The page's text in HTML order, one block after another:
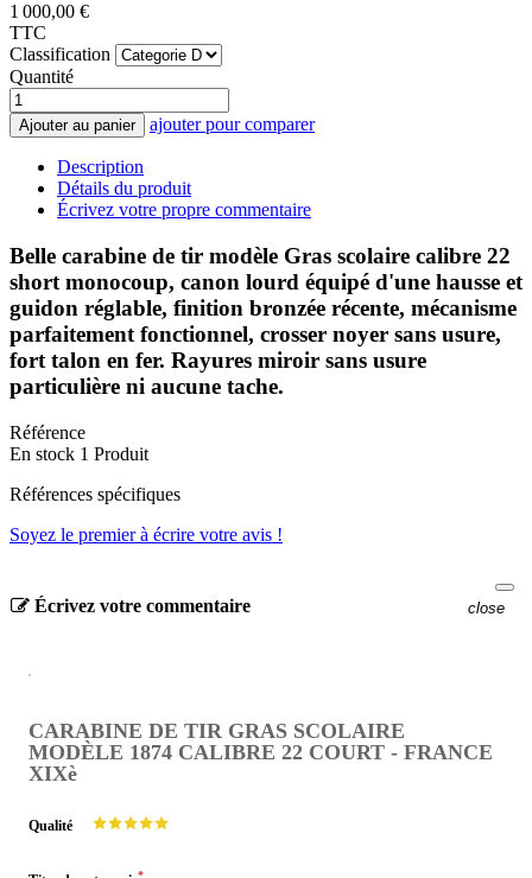
1 000,00 €
TTC
Classification
Quantité
Ajouter au panier ajouter pour comparer
Description
Détails du produit
Écrivez votre propre commentaire
Belle carabine de tir modèle Gras scolaire calibre 22
short monocoup, canon lourd équipé d'une hausse et
guidon réglable, finition bronzée récente, mécanisme
parfaitement fonctionnel, crosser noyer sans usure,
fort talon en fer. Rayures miroir sans usure
particulière ni aucune tache.
Référence
En stock 1 Produit
Références spécifiques
Soyez le premier à écrire votre avis !
Écrivez votre commentaire close
CARABINE DE TIR GRAS SCOLAIRE
MODÈLE 1874 CALIBRE 22 COURT - FRANCE
XIXè
Qualité
*